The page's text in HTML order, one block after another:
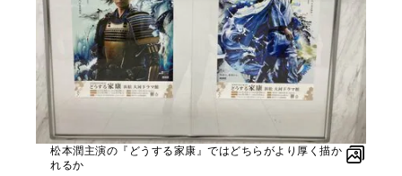
松本潤主演の『どうする家康』ではどちらがより厚く描か
れるか